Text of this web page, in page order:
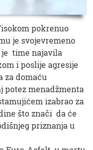
pokrenuo
je svojevremeno
time najavila
i poslije agresije
za domaću
potez menadžmenta
izabrao za
što znači da će
priznanja u